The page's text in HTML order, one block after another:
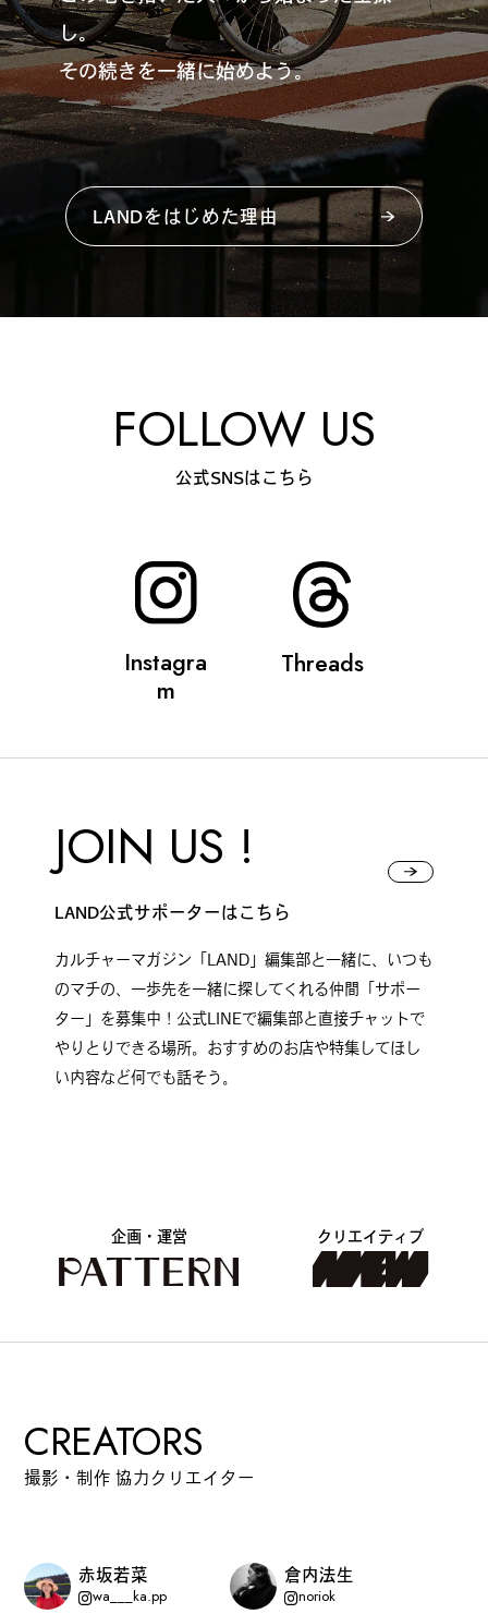
し。
その続きを一緒に始めよう。
LANDをはじめた理由
FOLLOW US
公式SNSはこちら
Instagra
m
Threads
JOIN US !
LAND公式サポーターはこちら
カルチャーマガジン「LAND」編集部と一緒に、いつも
のマチの、一歩先を一緒に探してくれる仲間「サポー
ター」を募集中！公式LINEで編集部と直接チャットで
やりとりできる場所。おすすめのお店や特集してほし
い内容など何でも話そう。
企画・運営 クリエイティブ
CREATORS
撮影・制作 協力クリエイター
赤坂若菜
wa___ka.pp
倉内法生
noriok